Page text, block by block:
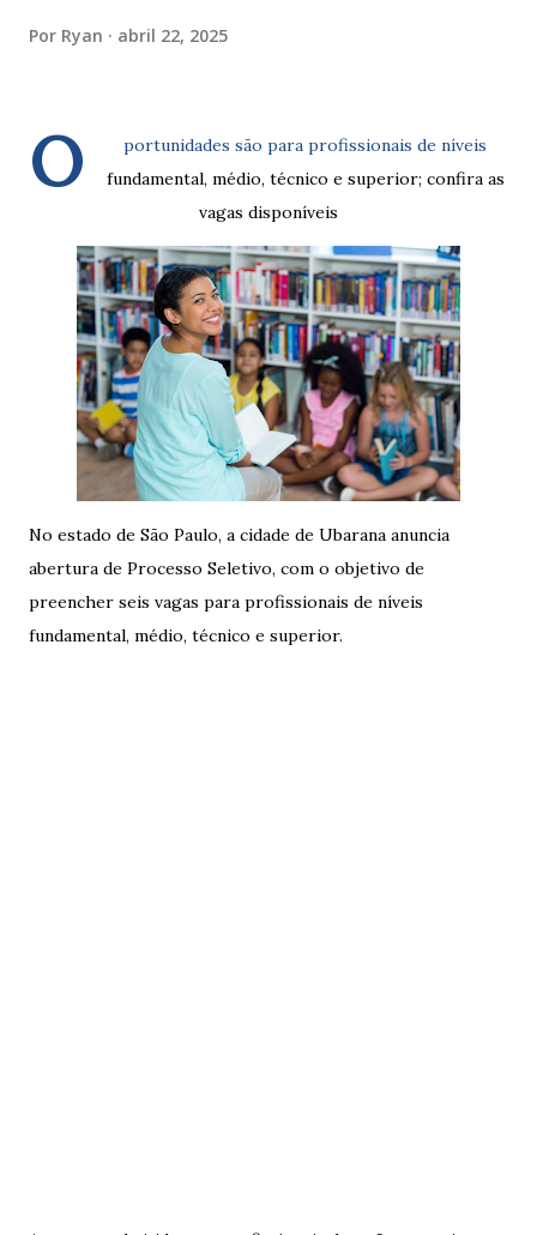
Por Ryan abril 22, 2025
O
portunidades são para profissionais de níveis
fundamental, médio, técnico e superior; confira as
vagas disponíveis
No estado de São Paulo, a cidade de Ubarana anuncia
abertura de Processo Seletivo, com o objetivo de
preencher seis vagas para profissionais de níveis
fundamental, médio, técnico e superior.